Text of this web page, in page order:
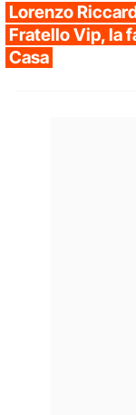
Lorenzo
Fratello Vip, la
Casa